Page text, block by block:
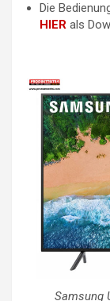
Die
HIER als
Samsung